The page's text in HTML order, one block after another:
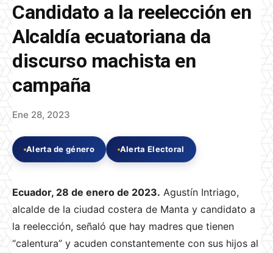
Candidato a la reelección en
Alcaldía ecuatoriana da
discurso machista en
campaña
Ene 28, 2023
Alerta de género Alerta Electoral
Ecuador, 28 de enero de 2023. Agustín Intriago,
alcalde de la ciudad costera de Manta y candidato a
la reelección, señaló que hay madres que tienen
“calentura” y acuden constantemente con sus hijos al